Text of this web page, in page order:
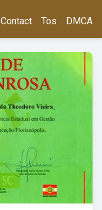
Contact Tos DMCA